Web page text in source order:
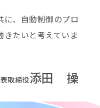
に、自動制御のプロ
きたいと考えていま
取締役添田 操